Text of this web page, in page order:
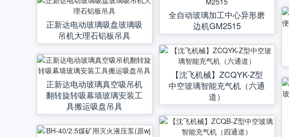
正新达电动玻璃吸盘玻璃吸
吊机大理石铝板吊具
正新达电动玻璃真空吸吊机
翻转旋转吸幕墙玻璃安装工
具搬运吸盘吊具
全自动玻璃加工中心异形磨
边机GM2515
【沈飞机械】ZCQYK-Z型
中空玻璃智能充气机（六通
道）